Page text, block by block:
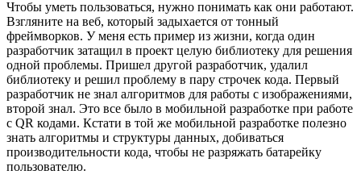
Чтобы уметь пользоваться, нужно понимать как они работают.
Взгляните на веб, который задыхается от тонный
фреймворков. У меня есть пример из жизни, когда один
разработчик затащил в проект целую библиотеку для решения
одной проблемы. Пришел другой разработчик, удалил
библиотеку и решил проблему в пару строчек кода. Первый
разработчик не знал алгоритмов для работы с изображениями,
второй знал. Это все было в мобильной разработке при работе
с QR кодами. Кстати в той же мобильной разработке полезно
знать алгоритмы и структуры данных, добиваться
производительности кода, чтобы не разряжать батарейку
пользователю.